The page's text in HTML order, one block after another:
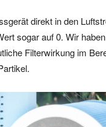
direkt in den
sogar auf 0. Wir
Filterwirkung im